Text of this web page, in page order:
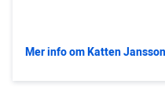
Mer info om Katten Jansson